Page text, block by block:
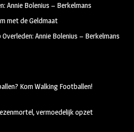
Annie Bolenius – Berkelmans
met de Geldmaat
Overleden: Annie Bolenius – Berkelmans
Kom Walking Footballen!
vermoedelijk opzet